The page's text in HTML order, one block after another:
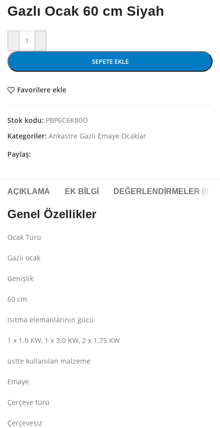
Gazlı Ocak 60 cm Siyah
SEPETE EKLE
Favorilere ekle
Stok kodu: PBP6C6K80O
Kategoriler: Ankastre Gazlı Emaye Ocaklar
Paylaş:
AÇIKLAMA EK BILGI DEĞERLENDIRMELER (0)
Genel Özellikler
Ocak Türü
Gazlı ocak
Genişlik
60 cm
Isıtma elemanlarının gücü
1 x 1.0 KW, 1 x 3.0 KW, 2 x 1.75 KW
üstte kullanılan malzeme
Emaye
Çerçeve türü
Çerçevesiz